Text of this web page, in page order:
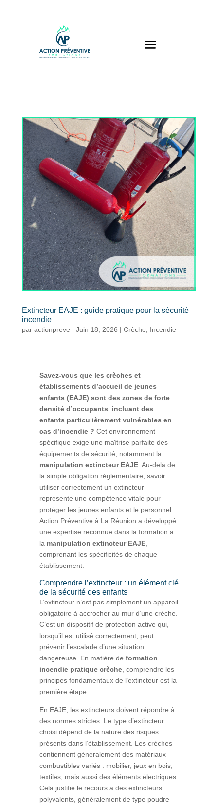
Extincteur EAJE : guide pratique pour la sécurité
incendie
par actionpreve | Juin 18, 2026 | Crèche, Incendie
Savez-vous que les crèches et
établissements d’accueil de jeunes
enfants (EAJE) sont des zones de forte
densité d’occupants, incluant des
enfants particulièrement vulnérables en
cas d’incendie ? Cet environnement
spécifique exige une maîtrise parfaite des
équipements de sécurité, notamment la
manipulation extincteur EAJE. Au-delà de
la simple obligation réglementaire, savoir
utiliser correctement un extincteur
représente une compétence vitale pour
protéger les jeunes enfants et le personnel.
Action Préventive à La Réunion a développé
une expertise reconnue dans la formation à
la manipulation extincteur EAJE,
comprenant les spécificités de chaque
établissement.
Comprendre l’extincteur : un élément clé
de la sécurité des enfants
L’extincteur n’est pas simplement un appareil
obligatoire à accrocher au mur d’une crèche.
C’est un dispositif de protection active qui,
lorsqu’il est utilisé correctement, peut
prévenir l’escalade d’une situation
dangereuse. En matière de formation
incendie pratique crèche, comprendre les
principes fondamentaux de l’extincteur est la
première étape.
En EAJE, les extincteurs doivent répondre à
des normes strictes. Le type d’extincteur
choisi dépend de la nature des risques
présents dans l’établissement. Les crèches
contiennent généralement des matériaux
combustibles variés : mobilier, jeux en bois,
textiles, mais aussi des éléments électriques.
Cela justifie le recours à des extincteurs
polyvalents, généralement de type poudre